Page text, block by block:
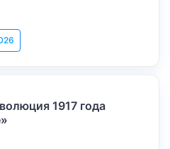
1917 года